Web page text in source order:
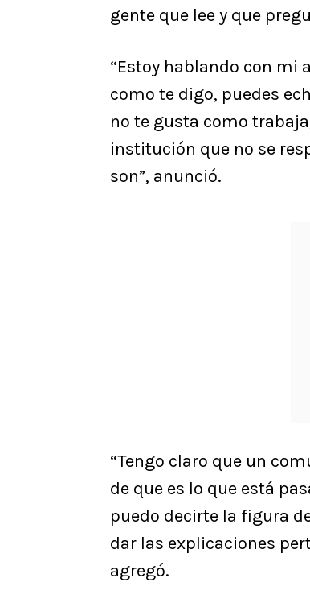
gente que lee y que
“Estoy hablando con mi
como te digo, puedes
no te gusta como
institución que no se
son”, anunció.
“Tengo claro que un
de que es lo que está
puedo decirte la figura
dar las explicaciones
agregó.